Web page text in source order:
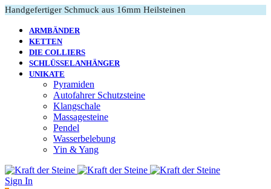
Handgefertiger Schmuck aus 16mm Heilsteinen
ARMBÄNDER
KETTEN
DIE COLLIERS
SCHLÜSSELANHÄNGER
UNIKATE
Pyramiden
Autofahrer Schutzsteine
Klangschale
Massagesteine
Pendel
Wasserbelebung
Yin & Yang
Sign In